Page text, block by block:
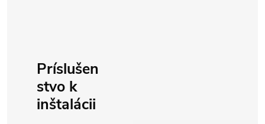
Príslušen
stvo k
inštalácii